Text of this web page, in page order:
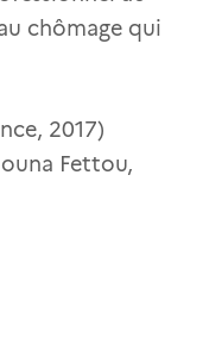
chômage qui
2017)
Fettou,